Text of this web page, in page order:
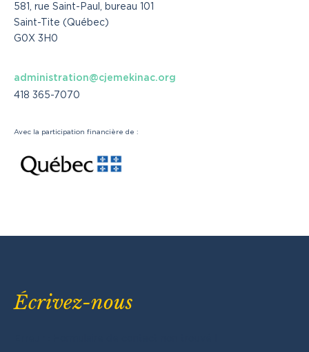
581, rue Saint-Paul, bureau 101
Saint-Tite (Québec)
G0X 3H0
administration@cjemekinac.org
418 365-7070
Avec la participation financière de :
Écrivez-nous